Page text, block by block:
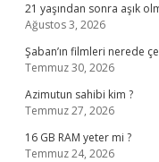
21 yaşından sonra aşık
Ağustos 3, 2026
Şaban’ın filmleri nerede
Temmuz 30, 2026
Azimutun sahibi kim ?
Temmuz 27, 2026
16 GB RAM yeter mi ?
Temmuz 24, 2026